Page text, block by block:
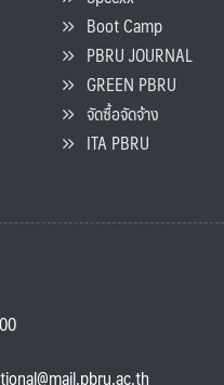
Boot Camp
PBRU JOURNAL
GREEN PBRU
จัดซื้อจัดจ้าง
ITA PBRU